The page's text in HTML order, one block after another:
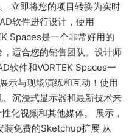
立即将您的项目转换为实时
软件进行设计，使用
Spaces是一个非常好用的
适合您的销售团队。设计师
软件和VORTEK Spaces一
示与现场演练和互动！使用
沉浸式显示器和最新技术来
化视频和其他媒体。 展示，
装免费的Sketchup扩展 从